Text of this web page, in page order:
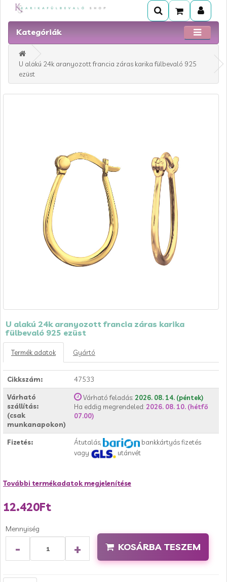
Kategóriák
U alakú 24k aranyozott francia záras karika fülbevaló 925
ezüst
U alakú 24k aranyozott francia záras karika
fülbevaló 925 ezüst
Termék adatok Gyártó
Cikkszám: 47533
Várható
szállítás:
(csak
munkanapokon)
Várható feladás: 2026. 08. 14. (péntek)
Ha eddig megrendeled: 2026. 08. 10. (hétfő
07.00)
Fizetés: Átutalás,
bankkártyás fizetés
vagy
utánvét
További termékadatok megjelenítése
12.420Ft
Mennyiség
- + KOSÁRBA TESZEM